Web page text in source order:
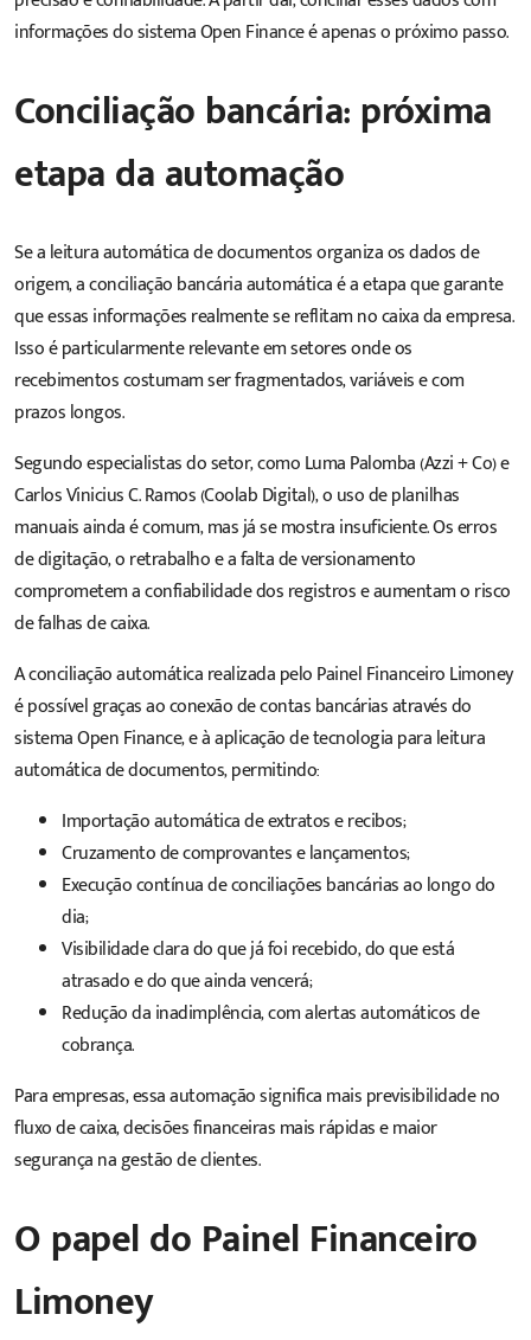
informações do sistema Open Finance é apenas o próximo passo.
Conciliação bancária: próxima
etapa da automação
Se a leitura automática de documentos organiza os dados de
origem, a conciliação bancária automática é a etapa que garante
que essas informações realmente se reflitam no caixa da empresa.
Isso é particularmente relevante em setores onde os
recebimentos costumam ser fragmentados, variáveis e com
prazos longos.
Segundo especialistas do setor, como Luma Palomba (Azzi + Co) e
Carlos Vinicius C. Ramos (Coolab Digital), o uso de planilhas
manuais ainda é comum, mas já se mostra insuficiente. Os erros
de digitação, o retrabalho e a falta de versionamento
comprometem a confiabilidade dos registros e aumentam o risco
de falhas de caixa.
A conciliação automática realizada pelo Painel Financeiro Limoney
é possível graças ao conexão de contas bancárias através do
sistema Open Finance, e à aplicação de tecnologia para leitura
automática de documentos, permitindo:
Importação automática de extratos e recibos;
Cruzamento de comprovantes e lançamentos;
Execução contínua de conciliações bancárias ao longo do
dia;
Visibilidade clara do que já foi recebido, do que está
atrasado e do que ainda vencerá;
Redução da inadimplência, com alertas automáticos de
cobrança.
Para empresas, essa automação significa mais previsibilidade no
fluxo de caixa, decisões financeiras mais rápidas e maior
segurança na gestão de clientes.
O papel do Painel Financeiro
Limoney